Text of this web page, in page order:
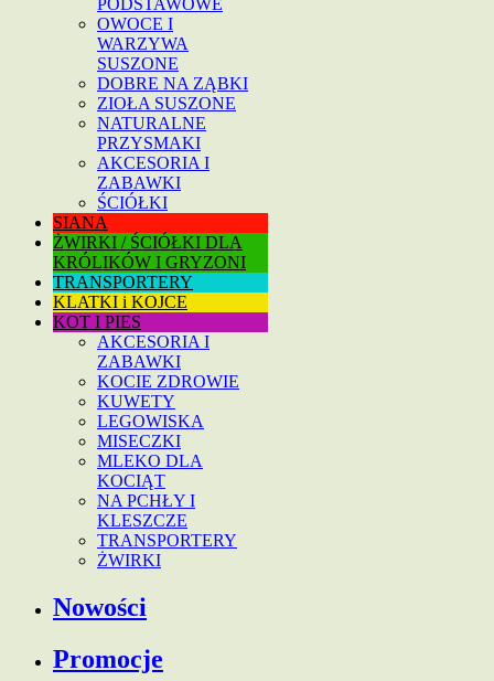
PODSTAWOWE
OWOCE I
WARZYWA
SUSZONE
DOBRE NA ZĄBKI
ZIOŁA SUSZONE
NATURALNE
PRZYSMAKI
AKCESORIA I
ZABAWKI
ŚCIÓŁKI
SIANA
ŻWIRKI / ŚCIÓŁKI DLA
KRÓLIKÓW I GRYZONI
TRANSPORTERY
KLATKI i KOJCE
KOT I PIES
AKCESORIA I
ZABAWKI
KOCIE ZDROWIE
KUWETY
LEGOWISKA
MISECZKI
MLEKO DLA
KOCIĄT
NA PCHŁY I
KLESZCZE
TRANSPORTERY
ŻWIRKI
Nowości
Promocje